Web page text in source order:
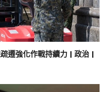
遷強化作戰持續力 | 政治 |